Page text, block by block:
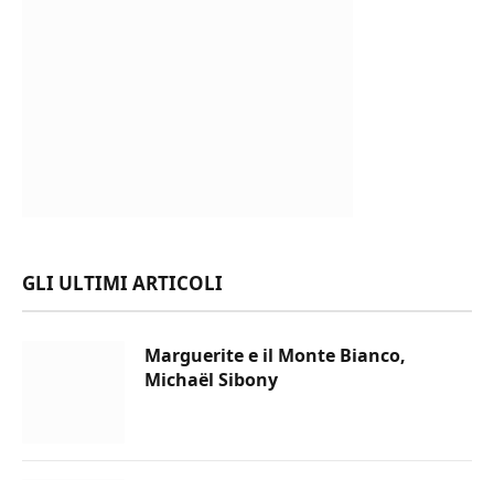
GLI ULTIMI ARTICOLI
Marguerite e il Monte Bianco,
Michaël Sibony